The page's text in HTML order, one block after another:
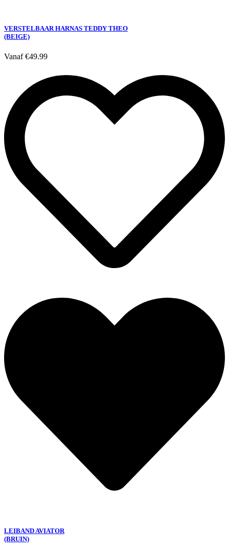
VERSTELBAAR HARNAS TEDDY THEO
(BEIGE)
Vanaf€49.99
LEIBAND AVIATOR
(BRUIN)